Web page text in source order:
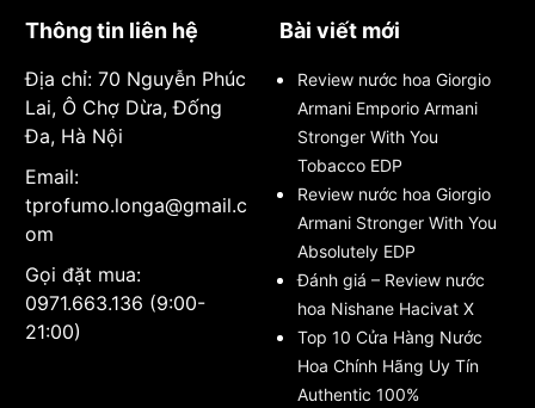
Thông tin liên hệ
Địa chỉ: 70 Nguyễn Phúc
Lai, Ô Chợ Dừa, Đống
Đa, Hà Nội
Email:
tprofumo.longa@gmail.c
om
Gọi đặt mua:
0971.663.136 (9:00-
21:00)
Bài viết mới
Review nước hoa Giorgio
Armani Emporio Armani
Stronger With You
Tobacco EDP
Review nước hoa Giorgio
Armani Stronger With You
Absolutely EDP
Đánh giá – Review nước
hoa Nishane Hacivat X
Top 10 Cửa Hàng Nước
Hoa Chính Hãng Uy Tín
Authentic 100%